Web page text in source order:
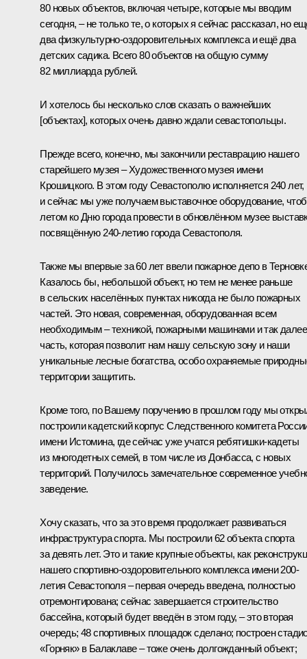
80 новых объектов, включая четыре, которые мы вводим
сегодня, – не только те, о которых я сейчас рассказал, но
два физкультурно-оздоровительных комплекса и ещё два
детских садика. Всего 80 объектов на общую сумму
82 миллиарда рублей.
И хотелось бы несколько слов сказать о важнейших
[объектах], которых очень давно ждали севастопольцы.
Прежде всего, конечно, мы закончили реставрацию нашего
старейшего музея – Художественного музея имени
Крошицкого. В этом году Севастополю исполняется 240 лет,
и сейчас мы уже получаем выставочное оборудование,
летом ко Дню города провести в обновлённом музее
посвящённую 240-летию города Севастополя.
Также мы впервые за 60 лет ввели пожарное депо в
Казалось бы, небольшой объект, но тем не менее раньше
в сельских населённых пунктах никогда не было пожарных
частей. Это новая, современная, оборудованная всем
необходимым – техникой, пожарными машинами и так
часть, которая позволит нам нашу сельскую зону и наши
уникальные лесные богатства, особо охраняемые
территории защитить.
Кроме того, по Вашему поручению в прошлом году мы
построили кадетский корпус Следственного комитета
имени Истомина, где сейчас уже учатся ребятишки-кадеты
из многодетных семей, в том числе из Донбасса, с новых
территорий. Получилось замечательное современное
заведение.
Хочу сказать, что за это время продолжает развиваться
инфраструктура спорта. Мы построили 62 объекта спорта
за девять лет. Это и такие крупные объекты, как
нашего спортивно-оздоровительного комплекса имени 200-
летия Севастополя – первая очередь введена, полностью
отремонтирована; сейчас завершается строительство
бассейна, который будет введён в этом году, – это вторая
очередь; 48 спортивных площадок сделано; построен
«Горняк» в Балаклаве – тоже очень долгожданный объект;